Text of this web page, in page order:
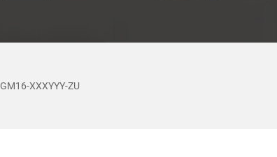
GM16-XXXYYY-ZU